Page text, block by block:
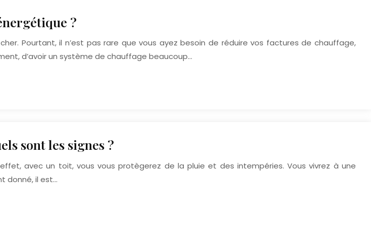
?
Pourtant, il n’est pas rare que vous ayez besoin de réduire vos factures de chauffage,
d’avoir un système de chauffage beaucoup…
sont les signes ?
avec un toit, vous vous protègerez de la pluie et des intempéries. Vous vivrez à une
donné, il est…